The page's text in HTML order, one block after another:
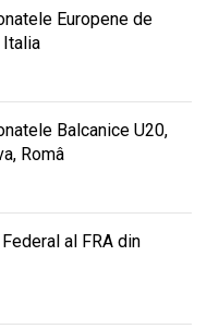
Europene de
Italia
Balcanice U20,
Româ
al FRA din